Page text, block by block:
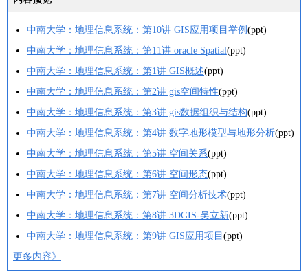
中南大学：地理信息系统：第10讲 GIS应用项目举例 (ppt)
中南大学：地理信息系统：第11讲 oracle Spatial(ppt)
中南大学：地理信息系统：第1讲 GIS概述(ppt)
中南大学：地理信息系统：第2讲 gis空间特性(ppt)
中南大学：地理信息系统：第3讲 gis数据组织与结构(ppt)
中南大学：地理信息系统：第4讲 数字地形模型与地形分析(ppt)
中南大学：地理信息系统：第5讲 空间关系(ppt)
中南大学：地理信息系统：第6讲 空间形态(ppt)
中南大学：地理信息系统：第7讲 空间分析技术(ppt)
中南大学：地理信息系统：第8讲 3DGIS-吴立新(ppt)
中南大学：地理信息系统：第9讲 GIS应用项目 (ppt)
更多内容》